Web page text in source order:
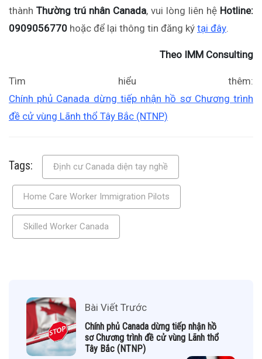
thành Thường trú nhân Canada, vui lòng liên hệ Hotline:
0909056770 hoặc để lại thông tin đăng ký tại đây.
Theo IMM Consulting
Tìm hiểu thêm:
Chính phủ Canada dừng tiếp nhận hồ sơ Chương trình
đề cử vùng Lãnh thổ Tây Bắc (NTNP)
Tags: Định cư Canada diện tay nghề
Home Care Worker Immigration Pilots
Skilled Worker Canada
Bài Viết Trước
Chính phủ Canada dừng tiếp nhận hồ
sơ Chương trình đề cử vùng Lãnh thổ
Tây Bắc (NTNP)